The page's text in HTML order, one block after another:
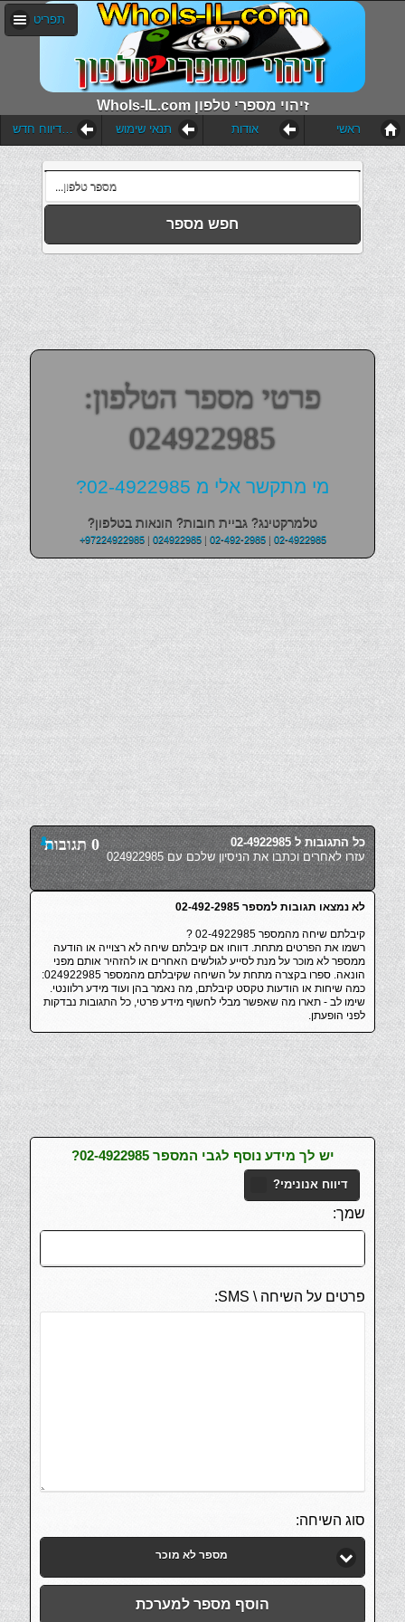
WhoIs-IL.com זיהוי מספרי טלפון
תפריט
הוסף דיווח חדש תנאי שימוש אודות ראשי
חפש מספר
פרטי מספר הטלפון:
024922985
מי מתקשר אלי מ 02-4922985?
טלמרקטינג? גביית חובות? הונאות בטלפון?
+97224922985| 024922985| 02-492-2985| 02-4922985
0 תגובות
כל התגובות ל 02-4922985
עזרו לאחרים וכתבו את הניסיון שלכם עם 024922985
לא נמצאו תגובות למספר 02-492-2985
קיבלתם שיחה מהמספר 02-4922985 ?
רשמו את הפרטים מתחת. דווחו אם קיבלתם שיחה לא רצוייה או הודעה
ממספר לא מוכר על מנת לסייע לגולשים האחרים או להזהיר אותם מפני
הונאה. ספרו בקצרה מתחת על השיחה שקיבלתם מהמספר 024922985:
כמה שיחות או הודעות טקסט קיבלתם, מה נאמר בהן ועוד מידע רלוונטי.
שימו לב - תארו מה שאפשר מבלי לחשוף מידע פרטי, כל התגובות נבדקות
לפני הופעתן.
יש לך מידע נוסף לגבי המספר 02-4922985?
דיווח אנונימי?
שמך:
פרטים על השיחה \ SMS:
סוג השיחה:
מספר לא מוכר
הוסף מספר למערכת